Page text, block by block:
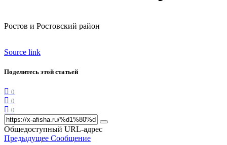
Ростов и Ростовский район
Source link
Поделитесь этой статьей
0
0
0
Общедоступный URL-адрес
Предыдущее Сообщение